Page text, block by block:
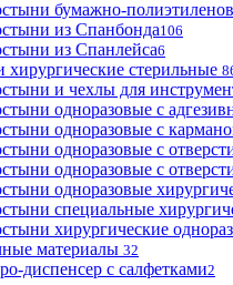
бумажно-
из Спанбонда106
из Спанлейса6
стерильные
и чехлы для
одноразовые с
одноразовые с
одноразовые с
одноразовые с
одноразовые
специальные
хирургические
материалы 32
диспенсер с салфетками2